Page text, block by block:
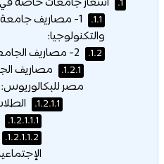
1. اسعار جامعات خاصة في
1.1.
1- مصاريف
والتكنولوجيا:
1.2.
1.2.1.
مصاريف
مصر للبكالوريوس:
1.2.1.1.
1.2.1.1.1.
1.2.1.1.2.